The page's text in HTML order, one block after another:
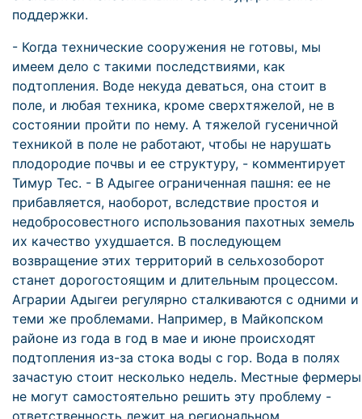
поддержки.
- Когда технические сооружения не готовы, мы
имеем дело с такими последствиями, как
подтопления. Воде некуда деваться, она стоит в
поле, и любая техника, кроме сверхтяжелой, не в
состоянии пройти по нему. А тяжелой гусеничной
техникой в поле не работают, чтобы не нарушать
плодородие почвы и ее структуру, - комментирует
Тимур Тес. - В Адыгее ограниченная пашня: ее не
прибавляется, наоборот, вследствие простоя и
недобросовестного использования пахотных земель
их качество ухудшается. В последующем
возвращение этих территорий в сельхозоборот
станет дорогостоящим и длительным процессом.
Аграрии Адыгеи регулярно сталкиваются с одними и
теми же проблемами. Например, в Майкопском
районе из года в год в мае и июне происходят
подтопления из-за стока воды с гор. Вода в полях
зачастую стоит несколько недель. Местные фермеры
не могут самостоятельно решить эту проблему -
ответственность лежит на региональном